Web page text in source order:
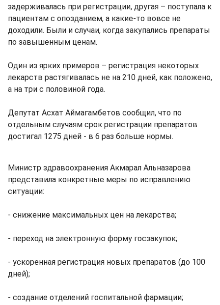
задерживалась при регистрации, другая – поступала к
пациентам с опозданием, а какие-то вовсе не
доходили. Были и случаи, когда закупались препараты
по завышенным ценам.
Oдин из ярких примеров – регистрация некоторых
лекарств растягивалась не на 210 дней, как положено,
а на три с половиной года.
Депутат Асхат Аймагамбетов сообщил, что по
отдельным случаям срок регистрации препаратов
достигал 1275 дней - в 6 раз больше нормы.
Министр здравоохранения Акмарал Альназарова
представила конкретные меры по исправлению
ситуации:
- снижение максимальных цен на лекарства;
- переход на электронную форму госзакупок;
- ускоренная регистрация новых препаратов (до 100
дней);
- создание отделений госпитальной фармации;